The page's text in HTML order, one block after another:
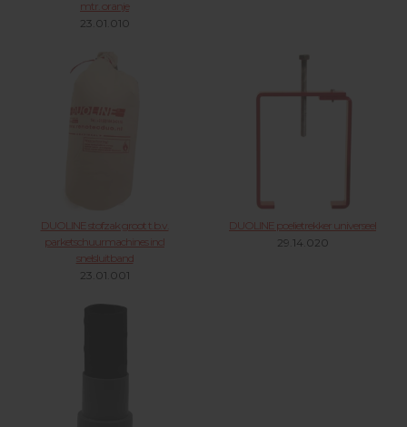
mtr. oranje
23.01.010
DUOLINE stofzak groot t.b.v.
parketschuurmachines incl
snelsluitband
23.01.001
DUOLINE poelietrekker universeel
29.14.020